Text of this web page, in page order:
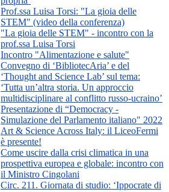
Prof.ssa Luisa Torsi: "La gioia delle
STEM" (video della conferenza)
"La gioia delle STEM" - incontro con la
prof.ssa Luisa Torsi
Incontro "Alimentazione e salute"
Convegno di ‘BibliotecAria’ e del
‘Thought and Science Lab’ sul tema:
‘Tutta un’altra storia. Un approccio
multidisciplinare al conflitto russo-ucraino’
Presentazione di “Democracy -
Simulazione del Parlamento italiano" 2022
Art & Science Across Italy: il LiceoFermi
è presente!
Come uscire dalla crisi climatica in una
prospettiva europea e globale: incontro con
il Ministro Cingolani
Circ. 211. Giornata di studio: ‘Ippocrate di